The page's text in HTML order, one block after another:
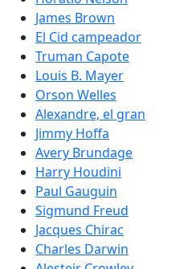
James Brown
El Cid campeador
Truman Capote
Louis B. Mayer
Orson Welles
Alexandre, el gran
Jimmy Hoffa
Avery Brundage
Harry Houdini
Paul Gauguin
Sigmund Freud
Jacques Chirac
Charles Darwin